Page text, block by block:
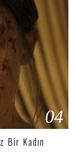
04
Bir Kadın